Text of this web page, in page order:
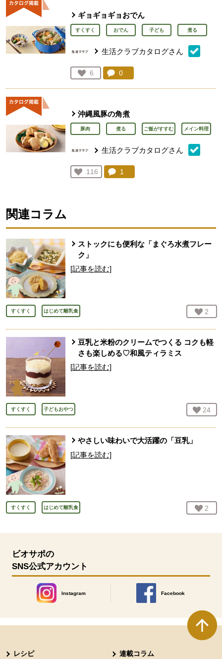
ギョギョギョおでん
すくすく おでん 子ども 煮る
生活クラブカタログさん
お気に入り登録：
6
人が登録
コメント：
0
沖縄風豚の角煮
豚肉 煮る ご飯がすすむ メイン料理
生活クラブカタログさん
お気に入り登録：
116
人が登録
コメント：
1
関連コラム
ストックにも便利な「まぐろ水煮フレー
ク」
[記事を読む]
すくすく はじめて離乳食 お気
2
豆乳と米粉のクリームでつくる コクも軽
さも楽しめる♡和風ティラミス
[記事を読む]
すくすく 子どもおやつ お気
24
やさしい味わいで大活躍の「豆乳」
[記事を読む]
すくすく はじめて離乳食 お気
2
ビオサポの
SNS公式アカウント
Instagram
別のウィンドウで開きます。
Facebook
別のウィンドウで開きます
レシピ 連載コラム